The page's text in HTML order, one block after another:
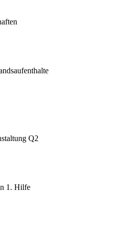
Q2
1. Hilfe